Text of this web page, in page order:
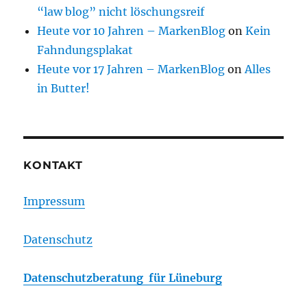
“law blog” nicht löschungsreif
Heute vor 10 Jahren – MarkenBlog onKein
Fahndungsplakat
Heute vor 17 Jahren – MarkenBlog onAlles
in Butter!
KONTAKT
Impressum
Datenschutz
Datenschutzberatung für Lüneburg